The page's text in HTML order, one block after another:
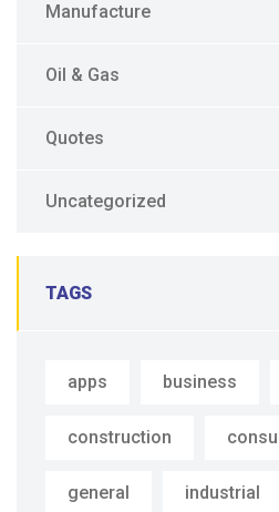
Manufacture
Oil & Gas
Quotes
Uncategorized
TAGS
apps business
construction
general industrial